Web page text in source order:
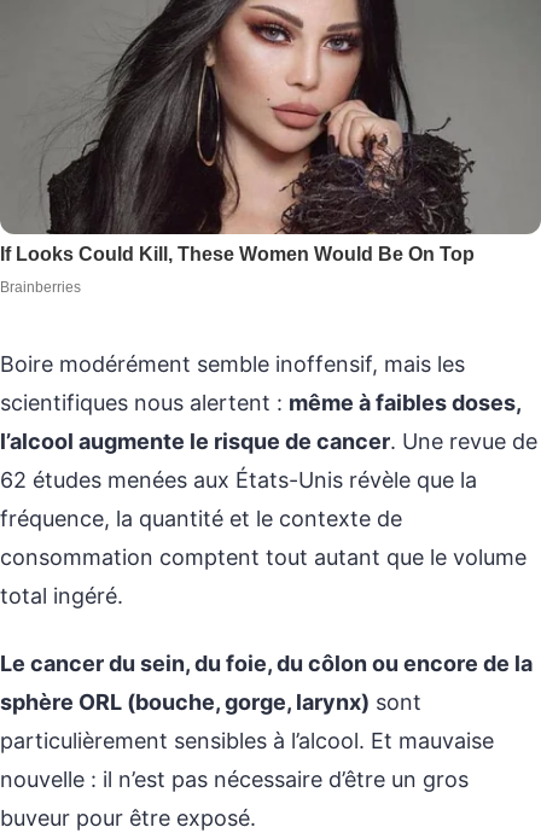
Boire modérément semble inoffensif, mais les
scientifiques nous alertent : même à faibles doses,
l’alcool augmente le risque de cancer. Une revue de
62 études menées aux États-Unis révèle que la
fréquence, la quantité et le contexte de
consommation comptent tout autant que le volume
total ingéré.
Le cancer du sein, du foie, du côlon ou encore de la
sphère ORL (bouche, gorge, larynx) sont
particulièrement sensibles à l’alcool. Et mauvaise
nouvelle : il n’est pas nécessaire d’être un gros
buveur pour être exposé.